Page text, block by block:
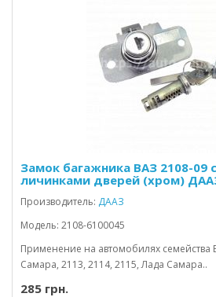
Замок багажника ВАЗ 2108-09
личинками дверей (хром)
Производитель: ДААЗ
Модель: 2108-6100045
Применение на автомобилях семейства
Самара, 2113, 2114, 2115, Лада Самара..
285 грн.